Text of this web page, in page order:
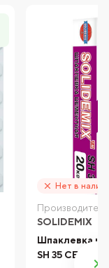
Нет в
SOLIDEMIX
Шпаклевка
SH 35 СЕРАЯ